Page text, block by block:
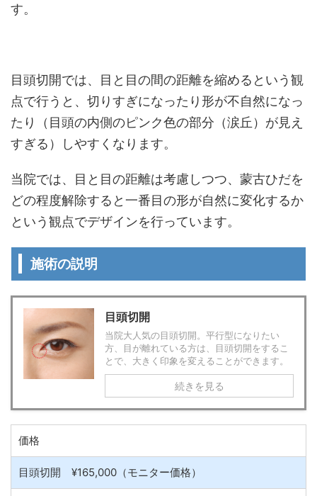
す。
目頭切開では、目と目の間の距離を縮めるという観
点で行うと、切りすぎになったり形が不自然になっ
たり（目頭の内側のピンク色の部分（涙丘）が見え
すぎる）しやすくなります。
当院では、目と目の距離は考慮しつつ、蒙古ひだを
どの程度解除すると一番目の形が自然に変化するか
という観点でデザインを行っています。
施術の説明
目頭切開
当院大人気の目頭切開。平行型になりたい
方、目が離れている方は、目頭切開をするこ
とで、大きく印象を変えることができます。
続きを見る
価格
目頭切開 ¥165,000（モニター価格）